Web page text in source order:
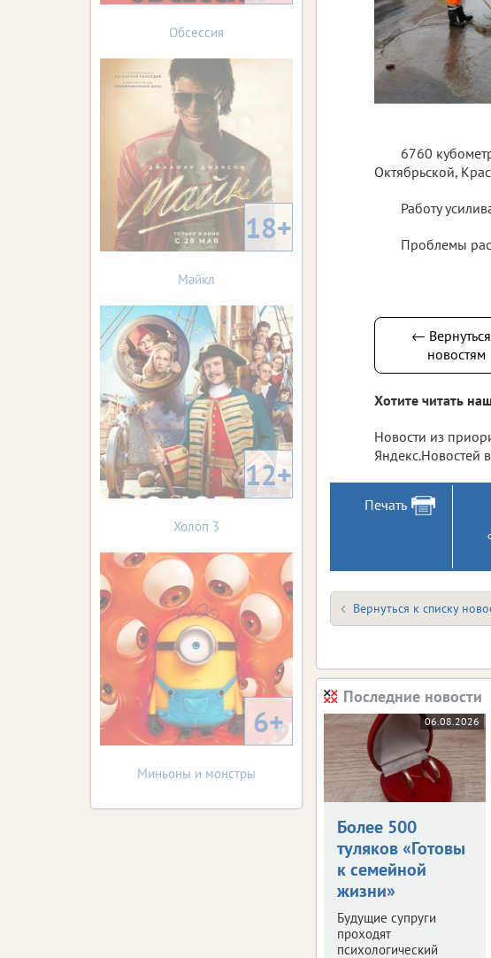
6760
Октябрьской,
Работу
Проблемы
←
новостям
Хотите читать
Новости из
Яндекс.Новостей
Печать
Вернуться к списку
Последние новости
06.08.2026
Более 500
туляков «Готовы
к семейной
жизни»
Будущие супруги
проходят
психологический
Обсессия
18+
Майкл
12+
Холоп 3
6+
Миньоны и монстры